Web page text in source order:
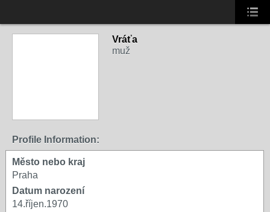
Vráťa
muž
Profile Information:
Město nebo kraj
Praha
Datum narození
14.říjen.1970